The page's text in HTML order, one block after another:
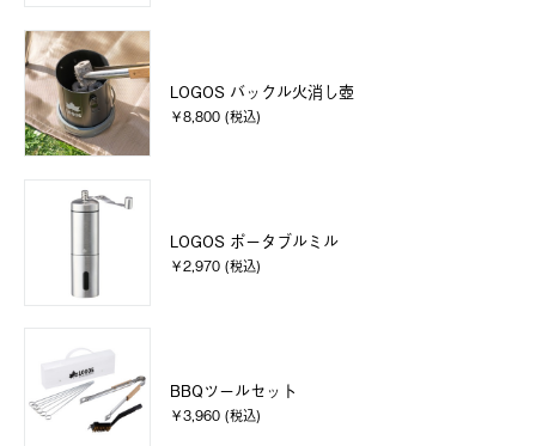
LOGOS バックル火消し壺
￥8,800 (税込)
LOGOS ポータブルミル
￥2,970 (税込)
BBQツールセット
￥3,960 (税込)